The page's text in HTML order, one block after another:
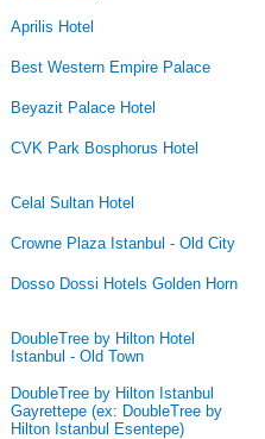
Aprilis Hotel
Best Western Empire Palace
Beyazit Palace Hotel
CVK Park Bosphorus Hotel
Celal Sultan Hotel
Crowne Plaza Istanbul - Old City
Dosso Dossi Hotels Golden Horn
DoubleTree by Hilton Hotel
Istanbul - Old Town
DoubleTree by Hilton Istanbul
Gayrettepe (ex: DoubleTree by
Hilton Istanbul Esentepe)